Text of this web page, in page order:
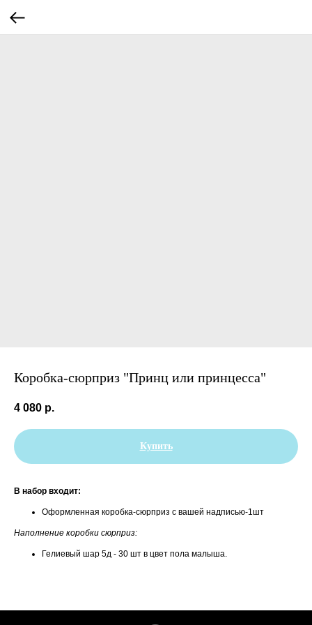
Коробка-сюрприз "Принц или принцесса"
4 080 р.
Купить
В набор входит:
Оформленная коробка-сюрприз с вашей надписью-1шт
Наполнение коробки сюрприз:
Гелиевый шар 5д - 30 шт в цвет пола малыша.